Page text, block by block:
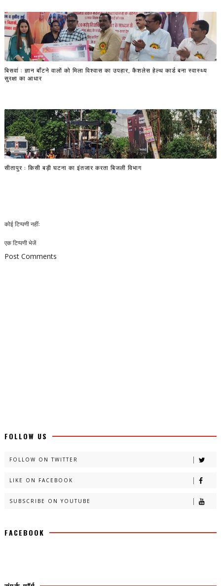
बिसवां : ज्ञान बाँटने वालों को मिला विश्वास का उपहार, कैशलेस हेल्थ कार्ड बना स्वास्थ्य
सुरक्षा का आधार
सीतापुर : किसी बड़ी घटना का इंतजार करता बिजली विभाग
कोई टिप्पणी नहीं:
एक टिप्पणी भेजें
Post Comments
FOLLOW US
FOLLOW ON TWITTER
LIKE ON FACEBOOK
SUBSCRIBE ON YOUTUBE
FACEBOOK